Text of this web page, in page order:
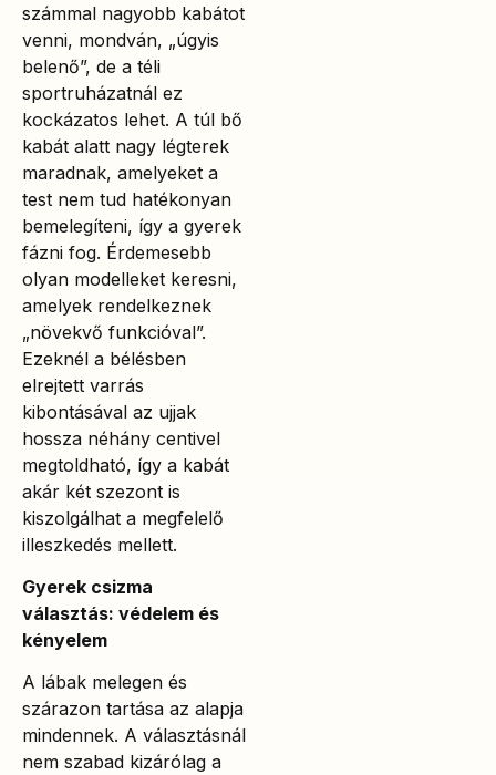
számmal nagyobb kabátot
venni, mondván, „úgyis
belenő”, de a téli
sportruházatnál ez
kockázatos lehet. A túl bő
kabát alatt nagy légterek
maradnak, amelyeket a
test nem tud hatékonyan
bemelegíteni, így a gyerek
fázni fog. Érdemesebb
olyan modelleket keresni,
amelyek rendelkeznek
„növekvő funkcióval”.
Ezeknél a bélésben
elrejtett varrás
kibontásával az ujjak
hossza néhány centivel
megtoldható, így a kabát
akár két szezont is
kiszolgálhat a megfelelő
illeszkedés mellett.
Gyerek csizma
választás: védelem és
kényelem
A lábak melegen és
szárazon tartása az alapja
mindennek. A választásnál
nem szabad kizárólag a